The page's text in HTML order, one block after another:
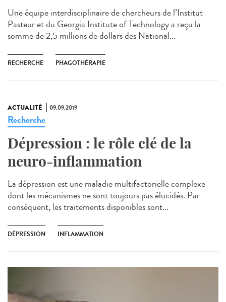
Une équipe interdisciplinaire de chercheurs de l’Institut
Pasteur et du Georgia Institute of Technology a reçu la
somme de 2,5 millions de dollars des National...
RECHERCHE PHAGOTHÉRAPIE
ACTUALITÉ 09.09.2019
Recherche
Dépression : le rôle clé de la
neuro-inflammation
La dépression est une maladie multifactorielle complexe
dont les mécanismes ne sont toujours pas élucidés. Par
conséquent, les traitements disponibles sont...
DÉPRESSION INFLAMMATION